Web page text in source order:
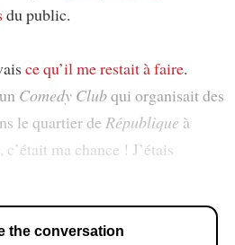
du public.
ce qu’il me restait à faire.
Comedy Clubqui organisait des
le quartier de République à
ma chance ! J’étais
the conversation